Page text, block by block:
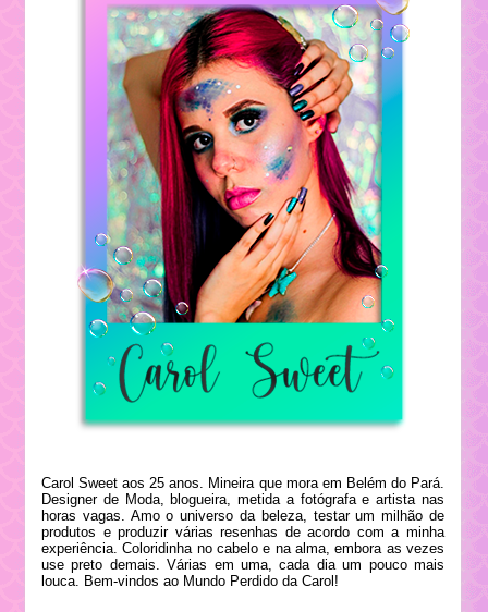
Carol Sweet aos 25 anos. Mineira que mora em Belém do Pará.
Designer de Moda, blogueira, metida a fotógrafa e artista nas
horas vagas. Amo o universo da beleza, testar um milhão de
produtos e produzir várias resenhas de acordo com a minha
experiência. Coloridinha no cabelo e na alma, embora as vezes
use preto demais. Várias em uma, cada dia um pouco mais
louca. Bem-vindos ao Mundo Perdido da Carol!